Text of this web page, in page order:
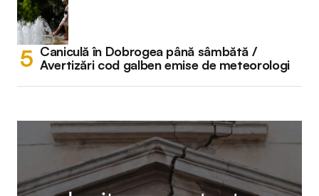
Caniculă în Dobrogea până sâmbătă /
Avertizări cod galben emise de meteorologi